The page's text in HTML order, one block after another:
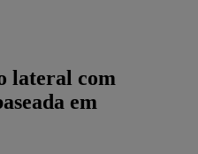
lateral com
em